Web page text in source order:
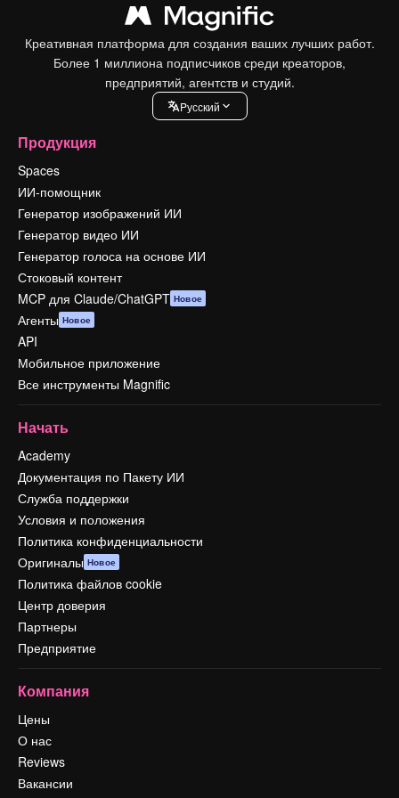
Креативная платформа для создания ваших лучших работ.
Более 1 миллиона подписчиков среди креаторов,
предприятий, агентств и студий.
Pусский
Продукция
Spaces
ИИ-помощник
Генератор изображений ИИ
Генератор видео ИИ
Генератор голоса на основе ИИ
Стоковый контент
MCP для Claude/ChatGPT Новое
Агенты Новое
API
Мобильное приложение
Все инструменты Magnific
Начать
Academy
Документация по Пакету ИИ
Служба поддержки
Условия и положения
Политика конфиденциальности
Оригиналы Новое
Политика файлов cookie
Центр доверия
Партнеры
Предприятие
Компания
Цены
О нас
Reviews
Вакансии